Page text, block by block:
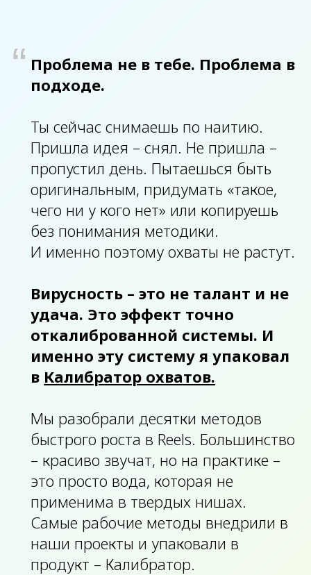
“ Проблема не в тебе. Проблема в
подходе.
Ты сейчас снимаешь по наитию.
Пришла идея – снял. Не пришла –
пропустил день. Пытаешься быть
оригинальным, придумать «такое,
чего ни у кого нет» или копируешь
без понимания методики.
И именно поэтому охваты не растут.
Вирусность – это не талант и не
удача. Это эффект точно
откалиброванной системы. И
именно эту систему я упаковал
в Калибратор охватов.
Мы разобрали десятки методов
быстрого роста в Reels. Большинство
– красиво звучат, но на практике –
это просто вода, которая не
применима в твердых нишах.
Самые рабочие методы внедрили в
наши проекты и упаковали в
продукт – Калибратор.